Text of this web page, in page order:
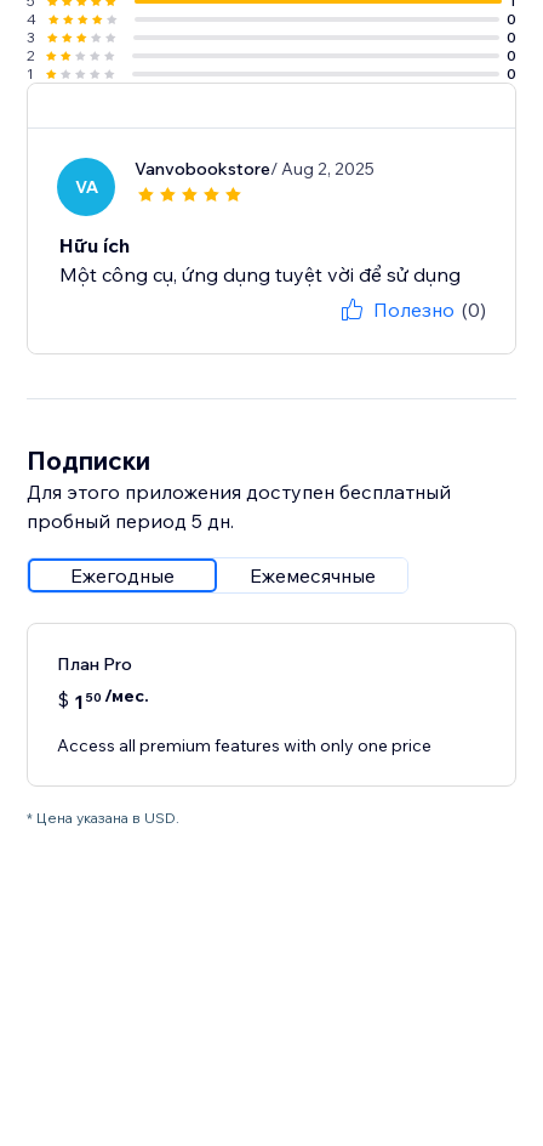
4
0
3
0
2
0
1
0
VA
Vanvobookstore/ Aug 2, 2025
Hữu ích
Một công cụ, ứng dụng tuyệt vời để sử dụng
Полезно (0)
Подписки
Для этого приложения доступен бесплатный
пробный период 5 дн.
Ежегодные Ежемесячные
План Pro
$ 1 50 /мес.
Access all premium features with only one price
* Цена указана в USD.